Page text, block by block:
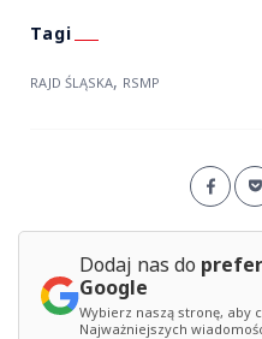
RAJD ŚLĄSKA, RSMP
Dodaj nas do
Google
Wybierz naszą stronę, aby
Najważniejszych